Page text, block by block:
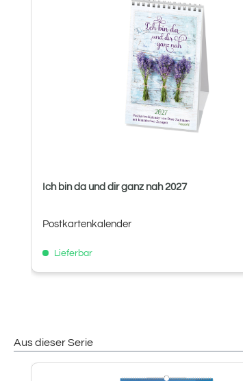
Ich bin da und dir ganz nah 2027
Postkartenkalender
Lieferbar
Aus dieser Serie
Produktgalerie überspringen